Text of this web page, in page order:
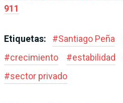
911
Etiquetas: #Santiago Peña
#crecimiento #estabilidad
#sector privado